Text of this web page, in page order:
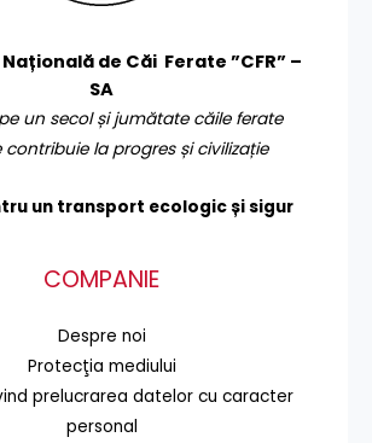
de Căi Ferate ”CFR” –
SA
un secol și jumătate căile ferate
la progres și civilizație
un transport ecologic și sigur
COMPANIE
Despre noi
Protecţia mediului
prelucrarea datelor cu caracter
personal